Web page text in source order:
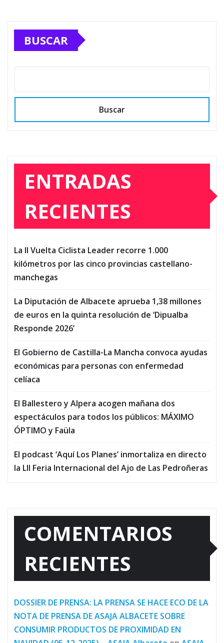
BUSCAR
Buscar
ENTRADAS
RECIENTES
La II Vuelta Ciclista Leader recorre 1.000
kilómetros por las cinco provincias castellano-
manchegas
La Diputación de Albacete aprueba 1,38 millones
de euros en la quinta resolución de ‘Dipualba
Responde 2026’
El Gobierno de Castilla-La Mancha convoca ayudas
económicas para personas con enfermedad
celíaca
El Ballestero y Alpera acogen mañana dos
espectáculos para todos los públicos: MÁXIMO
ÓPTIMO y Faüla
El podcast ‘Aquí Los Planes’ inmortaliza en directo
la LII Feria Internacional del Ajo de Las Pedroñeras
COMENTARIOS
RECIENTES
DOSSIER DE PRENSA: LA PRENSA SE HACE ECO DE LA
NOTA DE PRENSA DE ASAJA ALBACETE SOBRE
CONSUMIR PRODUCTOS DE PROXIMIDAD EN